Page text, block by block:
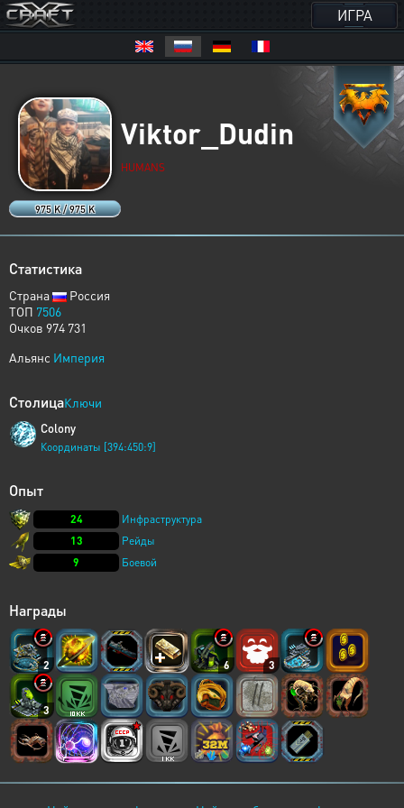
ИГРА
975 K / 975 K
Viktor_Dudin
HUMANS
Статистика
Страна
Россия
ТОП 7506
Очков 974 731
Альянс Империя
СтолицаКлючи
Colony
Координаты [394:450:9]
Опыт
24
Инфраструктура
13
Рейды
9
Боевой
Награды
2 6 3
3